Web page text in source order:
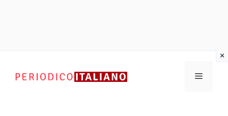
contenuto
Menu